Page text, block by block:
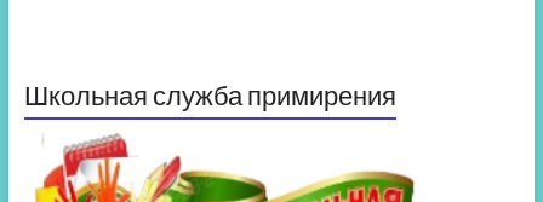
Школьная служба примирения